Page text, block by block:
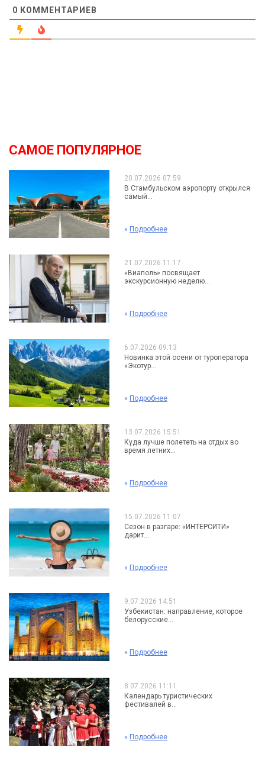
0 КОММЕНТАРИЕВ
САМОЕ ПОПУЛЯРНОЕ
20.07.2026 07:59
В Стамбульском аэропорту открылся
самый...
» Подробнее
21.07.2026 11:17
«Виаполь» посвящает
экскурсионную неделю...
» Подробнее
6.07.2026 09:13
Новинка этой осени от туроператора
«Экотур...
» Подробнее
13.07.2026 15:51
Куда лучше полететь на отдых во
время летних...
» Подробнее
15.07.2026 11:07
Сезон в разгаре: «ИНТЕРСИТИ»
дарит...
» Подробнее
9.07.2026 14:51
Узбекистан: направление, которое
белорусские...
» Подробнее
8.07.2026 11:11
Календарь туристических
фестивалей в...
» Подробнее